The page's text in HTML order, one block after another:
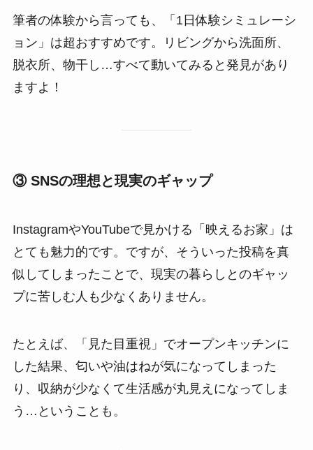
筆者の体験から言っても、「1日体験シミュレーシ
ョン」は超おすすめです。リビングから洗面所、
脱衣所、物干し…すべて動いてみると発見があり
ますよ！
③ SNSの理想と現実のギャップ
InstagramやYouTubeで見かける「映えるお家」は
とても魅力的です。ですが、そういった投稿を真
似してしまったことで、現実の暮らしとのギャッ
プに苦しむ人も少なくありません。
たとえば、「見た目重視」でオープンキッチンに
した結果、匂いや油はねが気になってしまった
り、収納が少なくて生活感が丸見えになってしま
う…ということも。